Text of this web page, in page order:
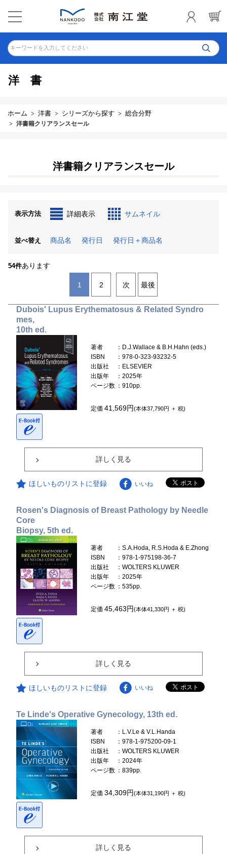
キーワードを入力してください
洋書
ホーム 洋書 シリーズから探す 総合分野
洋書籍クリアランスセール
洋書籍クリアランスセール
表示方法 詳細表示 サムネイル
並べ替え 商品名 発行日 発行日＋商品名
54件あります
1 2 次 最後
Dubois' Lupus Erythematosus & Related Syndro
mes,
10th ed.
著者
：D.J.Wallace & B.H.Hahn (eds.)
ISBN
：978-0-323-93232-5
出版社
：ELSEVIER
出版年
：2025年
ページ数 ：910pp.
定価41,569円(本体37,790円 ＋ 税)
詳しく見る
ほしいものリストに登録 いいね
Rosen's Diagnosis of Breast Pathology by Needle
Core
Biopsy, 5th ed.
著者
：S.A.Hoda, R.S.Hoda & E.Zhong
ISBN
：978-1-975198-36-7
出版社
：WOLTERS KLUWER
出版年
：2025年
ページ数 ：535pp.
定価45,463円(本体41,330円 ＋ 税)
詳しく見る
ほしいものリストに登録 いいね
Te Linde's Operative Gynecology, 13th ed.
著者
：L.V.Le & V.L.Handa
ISBN
：978-1-975200-09-1
出版社
：WOLTERS KLUWER
出版年
：2024年
ページ数 ：839pp.
定価34,309円(本体31,190円 ＋ 税)
詳しく見る